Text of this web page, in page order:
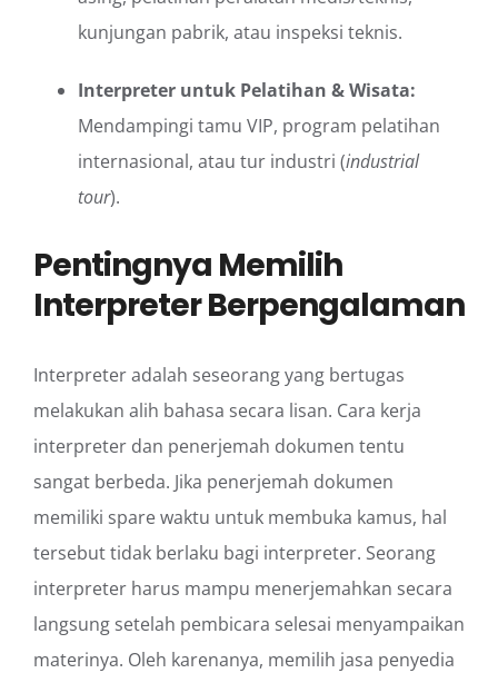
kunjungan pabrik, atau inspeksi teknis.
Interpreter untuk Pelatihan & Wisata:
Mendampingi tamu VIP, program pelatihan
internasional, atau tur industri (industrial
tour).
Pentingnya Memilih
Interpreter Berpengalaman
Interpreter adalah seseorang yang bertugas
melakukan alih bahasa secara lisan. Cara kerja
interpreter dan penerjemah dokumen tentu
sangat berbeda. Jika penerjemah dokumen
memiliki spare waktu untuk membuka kamus, hal
tersebut tidak berlaku bagi interpreter. Seorang
interpreter harus mampu menerjemahkan secara
langsung setelah pembicara selesai menyampaikan
materinya. Oleh karenanya, memilih jasa penyedia